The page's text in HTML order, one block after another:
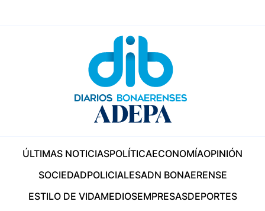
ÚLTIMAS NOTICIASPOLÍTICAECONOMÍAOPINIÓN
SOCIEDADPOLICIALESADN BONAERENSE
ESTILO DE VIDAMEDIOSEMPRESASDEPORTES